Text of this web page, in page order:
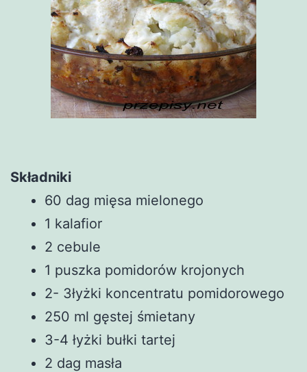
Składniki
60 dag mięsa mielonego
1 kalafior
2 cebule
1 puszka pomidorów krojonych
2- 3łyżki koncentratu pomidorowego
250 ml gęstej śmietany
3-4 łyżki bułki tartej
2 dag masła